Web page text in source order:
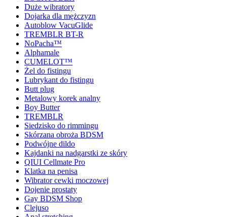
Duże wibratory
Dojarka dla mężczyzn
Autoblow VacuGlide
TREMBLR BT-R
NoPacha™
Alphamale
CUMELOT™
Żel do fistingu
Lubrykant do fistingu
Butt plug
Metalowy korek analny
Boy Butter
TREMBLR
Siedzisko do rimmingu
Skórzana obroża BDSM
Podwójne dildo
Kajdanki na nadgarstki ze skóry
QIUI Cellmate Pro
Klatka na penisa
Wibrator cewki moczowej
Dojenie prostaty
Gay BDSM Shop
Clejuso